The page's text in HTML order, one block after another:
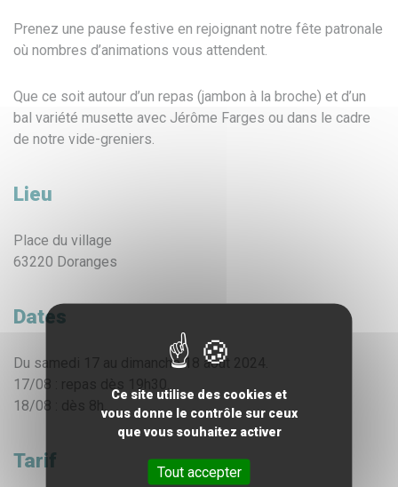
Prenez une pause festive en rejoignant notre fête patronale
où nombres d’animations vous attendent.
Que ce soit autour d’un repas (jambon à la broche) et d’un
bal variété musette avec Jérôme Farges ou dans le cadre
de notre vide-greniers.
Lieu
Place du village
63220 Doranges
Dates
Du samedi 17 au dimanche 18 août 2024.
17/08 : repas dès 19h30.
18/08 : dès 8h.
Tarif
Ce site utilise des cookies et
vous donne le contrôle sur ceux
que vous souhaitez activer
Tout accepter